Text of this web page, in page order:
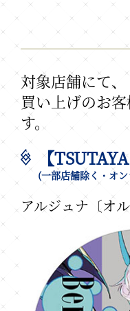
対象店舗にて
買い上げのお客
す。
【
(一部店舗除く・オ
アルジュナ〔オ